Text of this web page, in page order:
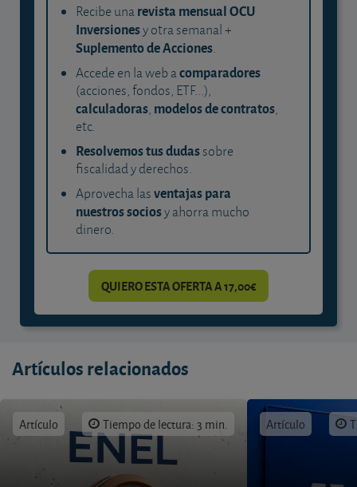
Recibe unarevista mensual OCU
Inversionesy otra semanal +
Suplemento de Acciones.
Accede en la web acomparadores
(acciones, fondos, ETF...),
calculadoras, modelos de contratos,
etc.
Resolvemos tus dudassobre
fiscalidad y derechos.
Aprovecha lasventajas para
nuestros sociosy ahorra mucho
dinero.
QUIERO ESTA OFERTA A 17,00€
Artículos relacionados
Artículo Tiempo de lectura: 3 min. Artículo